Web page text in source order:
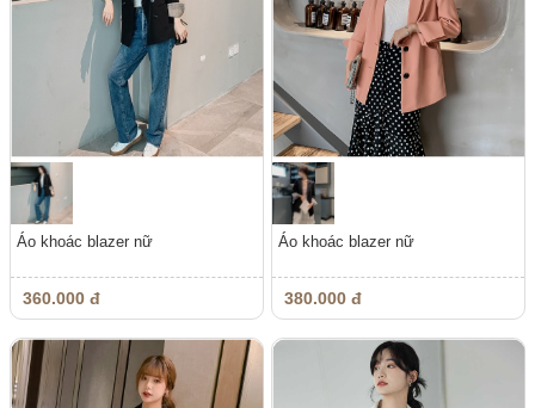
Áo khoác blazer nữ
360.000 đ
Áo khoác blazer nữ
380.000 đ